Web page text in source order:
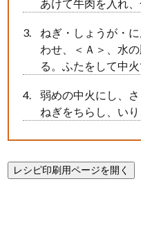
あけて牛肉を入れ
ねぎ・しょうが・
わせ、＜Ａ＞、水
る。ふたをして中火
弱めの中火にし、
ねぎをちらし、い